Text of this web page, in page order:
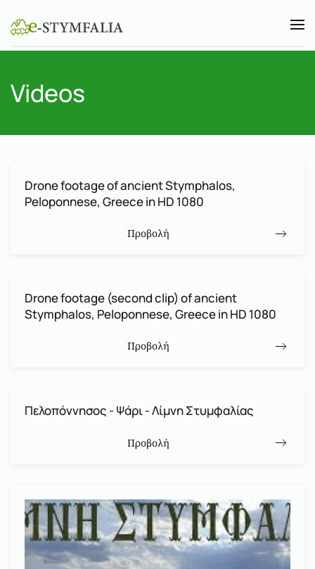
Videos
Drone footage of ancient Stymphalos,
Peloponnese, Greece in HD 1080
Προβολή
Drone footage (second clip) of ancient
Stymphalos, Peloponnese, Greece in HD 1080
Προβολή
Πελοπόννησος - Ψάρι - Λίμνη Στυμφαλίας
Προβολή